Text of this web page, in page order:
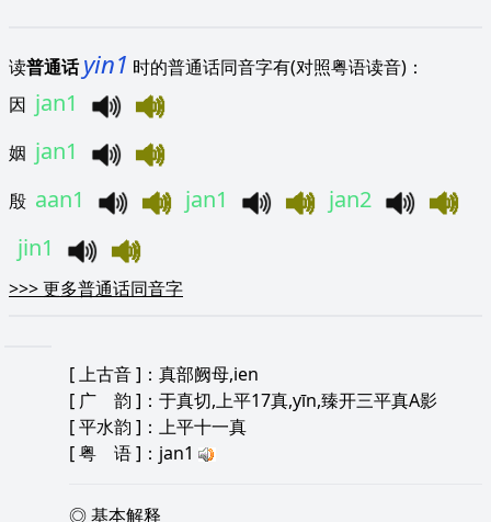
读普通话 yin1 时的普通话同音字有(对照粤语读音)：
因 jan1
姻 jan1
殷 aan1 jan1
jan2
jin1
>>>更多普通话同音字
[上古音]：真部阙母,ien
[ 广 韵 ]：于真切,上平17真,yīn,臻开三平真A影
[平水韵 ]：上平十一真
[粤 语]：jan1
◎ 基本解释